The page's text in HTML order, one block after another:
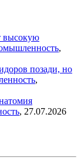
высокую
,
позади, но
,
, 27.07.2026